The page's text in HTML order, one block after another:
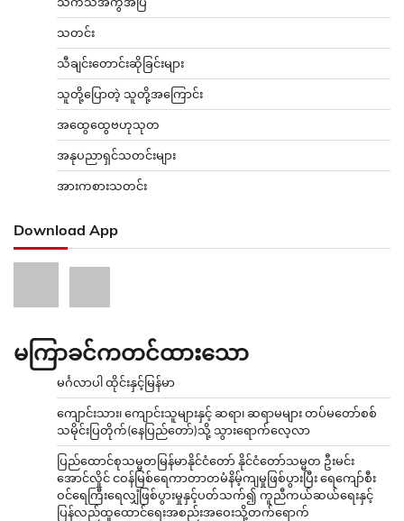
သတင်း
သီချင်းတောင်းဆိုခြင်းများ
သူတို့ပြောတဲ့ သူတို့အကြောင်း
အထွေထွေဗဟုသုတ
အနုပညာရှင်သတင်းများ
အားကစားသတင်း
Download App
မကြာခင်ကတင်ထားသော
မင်္ဂလာပါ ထိုင်းနှင့်မြန်မာ
ကျောင်းသား၊ ကျောင်းသူများနှင့် ဆရာ၊ ဆရာမများ တပ်မတော်စစ်
သမိုင်းပြတိုက်(နေပြည်တော်)သို့ သွားရောက်လေ့လာ
ပြည်ထောင်စုသမ္မတမြန်မာနိုင်ငံတော် နိုင်ငံတော်သမ္မတ ဦးမင်း
အောင်လှိုင် ငဝန်မြစ်ရေကာတာတမံနိမ့်ကျမှုဖြစ်ပွားပြီး ရေကျော်စီး
ဝင်ရေကြီးရေလျှံဖြစ်ပွားမှုနှင့်ပတ်သက်၍ ကူညီကယ်ဆယ်ရေးနှင့်
ပြန်လည်ထူထောင်ရေးအစည်းအဝေးသို့တက်ရောက်